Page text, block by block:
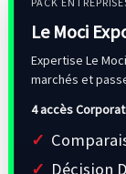
Le Moci
Expertise Le
marchés et
4 accès
Décision